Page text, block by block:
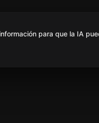
para que la IA